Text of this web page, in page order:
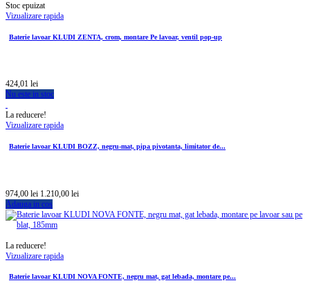
Stoc epuizat
Vizualizare rapida
Baterie lavoar KLUDI ZENTA, crom, montare Pe lavoar, ventil pop-up
424,01 lei
Nu este in stoc
La reducere!
Vizualizare rapida
Baterie lavoar KLUDI BOZZ, negru-mat, pipa pivotanta, limitator de...
974,00 lei 1.210,00 lei
Adauga in cos
La reducere!
Vizualizare rapida
Baterie lavoar KLUDI NOVA FONTE, negru mat, gat lebada, montare pe...